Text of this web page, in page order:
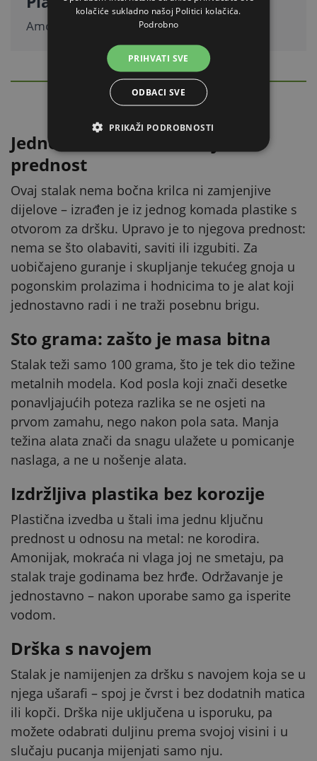
Amonijak ni vlaga ne oštećuju materijal.
DETALJAN OPIS
Sakrij
Jednostavna konstrukcija kao
prednost
Ovaj stalak nema bočna krilca ni zamjenjive
dijelove – izrađen je iz jednog komada plastike s
otvorom za dršku. Upravo je to njegova prednost:
nema se što olabaviti, saviti ili izgubiti. Za
uobičajeno guranje i skupljanje tekućeg gnoja u
pogonskim prolazima i hodnicima to je alat koji
jednostavno radi i ne traži posebnu brigu.
Sto grama: zašto je masa bitna
Stalak teži samo 100 grama, što je tek dio težine
metalnih modela. Kod posla koji znači desetke
ponavljajućih poteza razlika se ne osjeti na
prvom zamahu, nego nakon pola sata. Manja
težina alata znači da snagu ulažete u pomicanje
naslaga, a ne u nošenje alata.
Izdržljiva plastika bez korozije
Plastična izvedba u štali ima jednu ključnu
prednost u odnosu na metal: ne korodira.
Amonijak, mokraća ni vlaga joj ne smetaju, pa
stalak traje godinama bez hrđe. Održavanje je
jednostavno – nakon uporabe samo ga isperite
vodom.
Drška s navojem
Stalak je namijenjen za dršku s navojem koja se u
njega ušarafi – spoj je čvrst i bez dodatnih matica
ili kopči. Drška nije uključena u isporuku, pa
možete odabrati duljinu prema svojoj visini i u
slučaju pucanja mijenjati samo nju.
kolačiće sukladno našoj Politici kolačića.
Podrobno
PRIHVATI SVE
ODBACI SVE
PRIKAŽI PODROBNOSTI